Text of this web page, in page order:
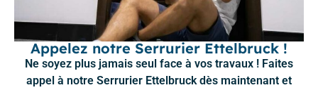
Appelez notre Serrurier Ettelbruck !
Ne soyez plus jamais seul face à vos travaux ! Faites
appel à notre Serrurier Ettelbruck dès maintenant et